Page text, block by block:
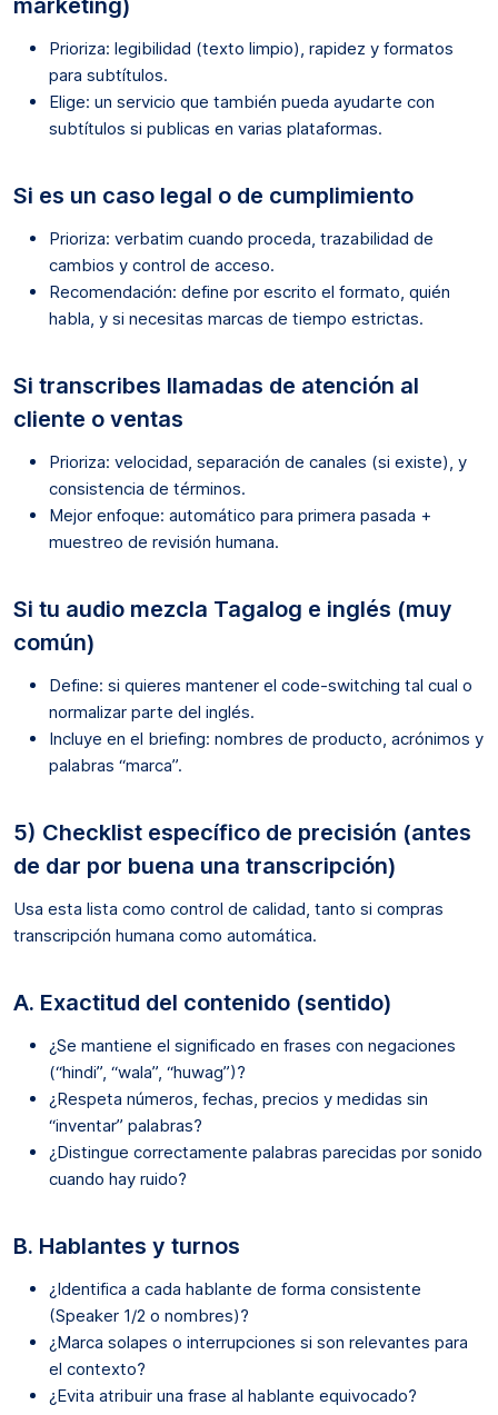
Prioriza: legibilidad (texto limpio), rapidez y formatos
para subtítulos.
Elige: un servicio que también pueda ayudarte con
subtítulos si publicas en varias plataformas.
Si es un caso legal o de cumplimiento
Prioriza: verbatim cuando proceda, trazabilidad de
cambios y control de acceso.
Recomendación: define por escrito el formato, quién
habla, y si necesitas marcas de tiempo estrictas.
Si transcribes llamadas de atención al
cliente o ventas
Prioriza: velocidad, separación de canales (si existe), y
consistencia de términos.
Mejor enfoque: automático para primera pasada +
muestreo de revisión humana.
Si tu audio mezcla Tagalog e inglés (muy
común)
Define: si quieres mantener el code-switching tal cual o
normalizar parte del inglés.
Incluye en el briefing: nombres de producto, acrónimos y
palabras “marca”.
5) Checklist específico de precisión (antes
de dar por buena una transcripción)
Usa esta lista como control de calidad, tanto si compras
transcripción humana como automática.
A. Exactitud del contenido (sentido)
¿Se mantiene el significado en frases con negaciones
(“hindi”, “wala”, “huwag”)?
¿Respeta números, fechas, precios y medidas sin
“inventar” palabras?
¿Distingue correctamente palabras parecidas por sonido
cuando hay ruido?
B. Hablantes y turnos
¿Identifica a cada hablante de forma consistente
(Speaker 1/2 o nombres)?
¿Marca solapes o interrupciones si son relevantes para
el contexto?
¿Evita atribuir una frase al hablante equivocado?